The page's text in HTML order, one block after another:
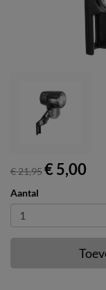
€ 21,95€ 5,00
Aantal